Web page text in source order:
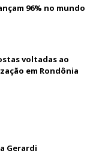
96% no mundo
voltadas ao
em Rondônia
Gerardi